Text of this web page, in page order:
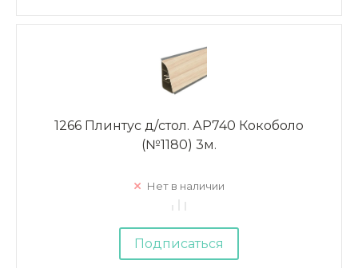
1266 Плинтус д/стол. АР740 Кокоболо
(№1180) 3м.
Нет в наличии
Подписаться